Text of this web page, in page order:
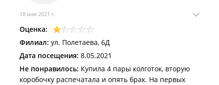
18 мая 2021 г.
Оценка:
Филиал: ул. Полетаева, 6Д
Дата посещения: 8.05.2021
Не понравилось: Купила 4 пары колготок, вторую
коробочку распечатала и опять брак. На первых